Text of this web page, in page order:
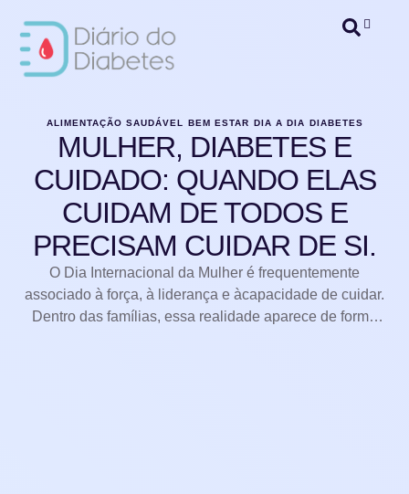
ALIMENTAÇÃO SAUDÁVEL BEM ESTAR DIA A DIA DIABETES
MULHER, DIABETES E
CUIDADO: QUANDO ELAS
CUIDAM DE TODOS E
PRECISAM CUIDAR DE SI.
O Dia Internacional da Mulher é frequentemente
associado à força, à liderança e àcapacidade de cuidar.
Dentro das famílias, essa realidade aparece de forma